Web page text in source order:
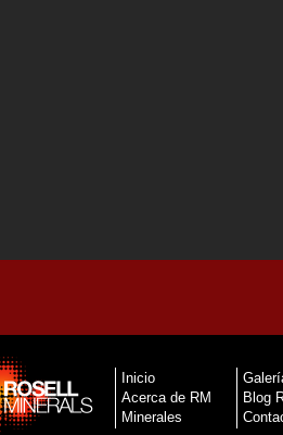
Inicio
Acerca de RM
Minerales
Blog